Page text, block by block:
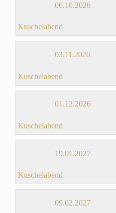
06.10.2026
Kuschelabend
03.11.2026
Kuschelabend
01.12.2026
Kuschelabend
19.01.2027
Kuschelabend
09.02.2027